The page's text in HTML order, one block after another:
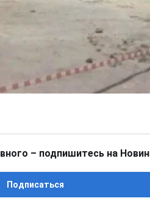
– подпишитесь на
Подписаться